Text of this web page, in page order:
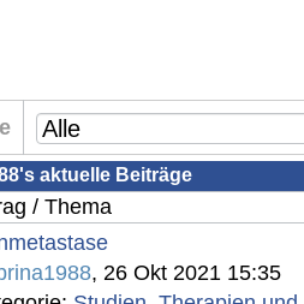
aktuelle Beiträge
/ Thema
, 26 Okt 2021 15:35